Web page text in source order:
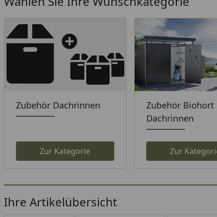
Zubehör Dachrinnen
Zur Kategorie
Zubehör Biohort
Dachrinnen
Zur
Ihre Artikelübersicht